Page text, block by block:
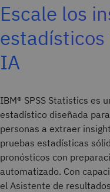
Escale los
IA
IBM® SPSS Statistics es
estadístico diseñada
personas a extraer
pruebas estadísticas
pronósticos con
automatizado. Con
el Asistente de